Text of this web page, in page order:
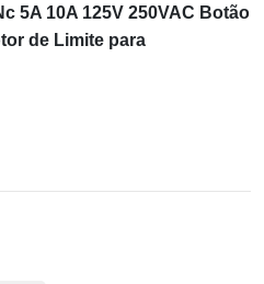
5A 10A 125V 250VAC Botão
de Limite para